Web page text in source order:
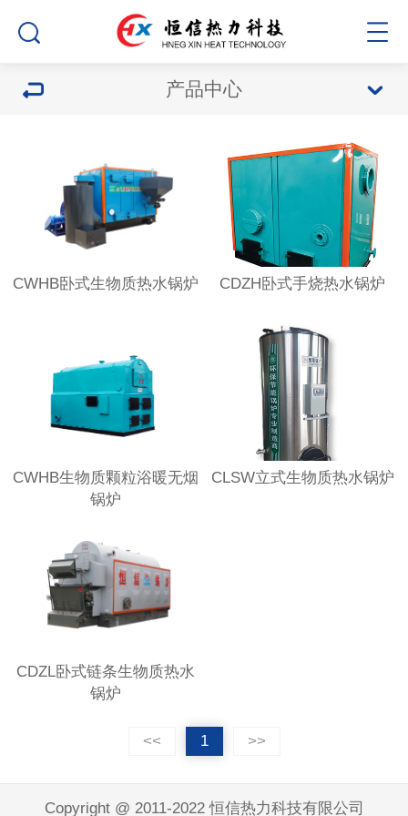
产品中心
CWHB卧式生物质热水锅炉 CDZH卧式手烧热水锅炉
CWHB生物质颗粒浴暖无烟
锅炉
CLSW立式生物质热水锅炉
CDZL卧式链条生物质热水
锅炉
<< 1 >>
Copyright @ 2011-2022 恒信热力科技有限公司